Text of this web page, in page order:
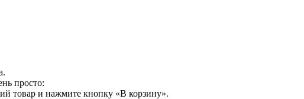
просто:
товар и нажмите кнопку «В корзину».